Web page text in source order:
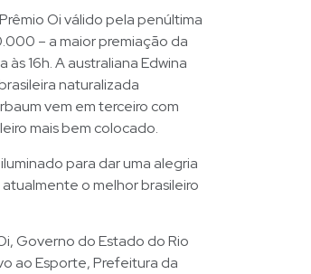
Oi válido pela penúltima
– a maior premiação da
16h. A australiana Edwina
naturalizada
vem em terceiro com
mais bem colocado.
para dar uma alegria
o melhor brasileiro
Governo do Estado do Rio
ao Esporte, Prefeitura da